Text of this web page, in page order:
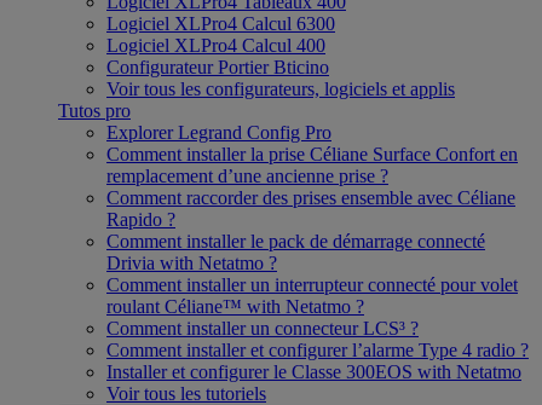
Logiciel XLPro4 Calcul 6300
Logiciel XLPro4 Calcul 400
Configurateur Portier Bticino
Voir tous les configurateurs, logiciels et applis
Tutos pro
Explorer Legrand Config Pro
Comment installer la prise Céliane Surface Confort en
remplacement d’une ancienne prise ?
Comment raccorder des prises ensemble avec Céliane
Rapido ?
Comment installer le pack de démarrage connecté
Drivia with Netatmo ?
Comment installer un interrupteur connecté pour volet
roulant Céliane™ with Netatmo ?
Comment installer un connecteur LCS³ ?
Comment installer et configurer l’alarme Type 4 radio ?
Installer et configurer le Classe 300EOS with Netatmo
Voir tous les tutoriels